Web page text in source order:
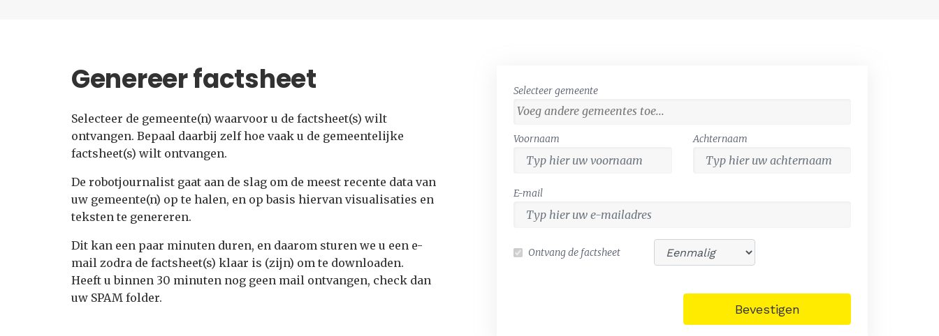
Genereer factsheet
Selecteer de gemeente(n) waarvoor u de factsheet(s) wilt
ontvangen. Bepaal daarbij zelf hoe vaak u de gemeentelijke
factsheet(s) wilt ontvangen.
De robotjournalist gaat aan de slag om de meest recente data van
uw gemeente(n) op te halen, en op basis hiervan visualisaties en
teksten te genereren.
Dit kan een paar minuten duren, en daarom sturen we u een e-
mail zodra de factsheet(s) klaar is (zijn) om te downloaden.
Heeft u binnen 30 minuten nog geen mail ontvangen, check dan
uw SPAM folder.
Selecteer gemeente
Voornaam Achternaam
E-mail
Ontvang de factsheet
Bevestigen